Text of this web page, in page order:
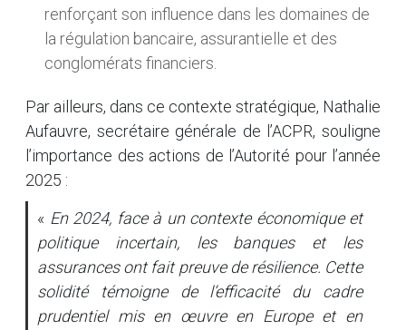
renforçant son influence dans les domaines de
la régulation bancaire, assurantielle et des
conglomérats financiers.
Par ailleurs, dans ce contexte stratégique, Nathalie
Aufauvre, secrétaire générale de l’ACPR, souligne
l’importance des actions de l’Autorité pour l’année
2025 :
« En 2024, face à un contexte économique et
politique incertain, les banques et les
assurances ont fait preuve de résilience. Cette
solidité témoigne de l’efficacité du cadre
prudentiel mis en œuvre en Europe et en